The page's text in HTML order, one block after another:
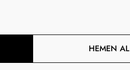
HEMEN AL